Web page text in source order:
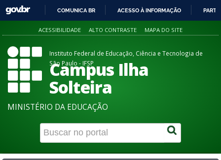
PARA
CONTEÚDO
COMUNICA BR ACESSO À INFORMAÇÃO
ACESSIBILIDADE ALTO CONTRASTE MAPA DO SITE
Instituto Federal de Educação, Ciência e Tecnologia de
São Paulo - IFSP
Campus Ilha
Solteira
MINISTÉRIO DA EDUCAÇÃO